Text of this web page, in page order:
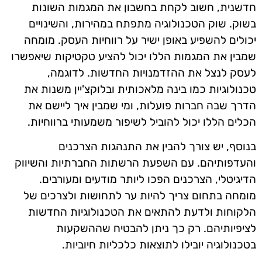
חדשנית, חשוב לקחת בחשבון את המגמות השונות
בשוק. שוק הטכנולוגיה מתפתח במהירות, והשינויים
יכולים להשפיע באופן ישיר על רווחיות העסק. מומחה
שמבין את המגמות הללו יכול להציע טקטיקות שיאפשרו
לעסק לנצל את ההזדמנויות החדשות. לדוגמה,
טכנולוגיות כמו בינה מלאכותית ובלוקצ'יין משנות את
הדרך שבה חברות פועלות, ומי שמבין איך ליישם את
הכלים הללו יכול להוביל לשיפור משמעותי ברווחיות.
בנוסף, יש צורך להבין את התנהגות הצרכנים
והעדפותיהם. עם השפעת הרשתות החברתיות והשיווק
הדיגיטלי, הצרכנים הפכו ליותר מודעים ומעורבים.
מומחה בתחום צריך להיות ער לתחושות ולצרכים של
הלקוחות ולדעת להתאים את הטכנולוגיות החדשות
לציפיותיהם. רק כך ניתן להבטיח שההשקעות
בטכנולוגיה יובילו לתוצאות כלכליות חיוביות.